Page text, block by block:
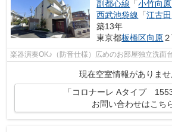
副都心線 「小竹向原
西武池袋線 「江古田
築13年
東京都板橋区向原
楽器演奏OK♪（防音仕様）広めのお部屋独立洗面
現在空室情報がありませ
「コロナーレ Aタイプ
お問い合わせはこち